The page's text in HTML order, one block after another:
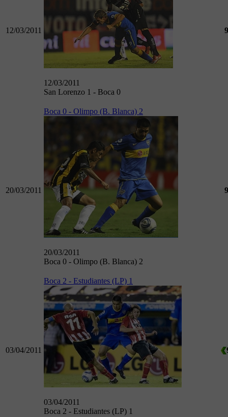
12/03/2011
12/03/2011
San Lorenzo 1 - Boca 0
20/03/2011
Boca 0 - Olimpo (B. Blanca) 2
20/03/2011
Boca 0 - Olimpo (B. Blanca) 2
03/04/2011
Boca 2 - Estudiantes (LP) 1
03/04/2011
Boca 2 - Estudiantes (LP) 1